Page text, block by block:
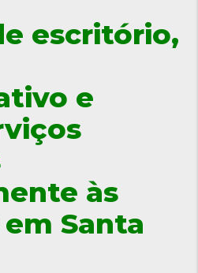
escritório,
e
às
Santa